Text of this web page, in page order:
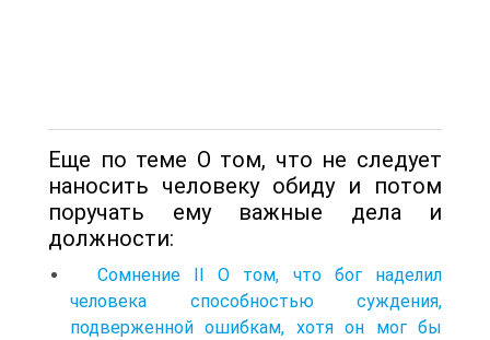
Еще по теме О том, что не следует
наносить человеку обиду и потом
поручать ему важные дела и
должности:
Сомнение II О том, что бог наделил
человека способностью суждения,
подверженной ошибкам, хотя он мог бы